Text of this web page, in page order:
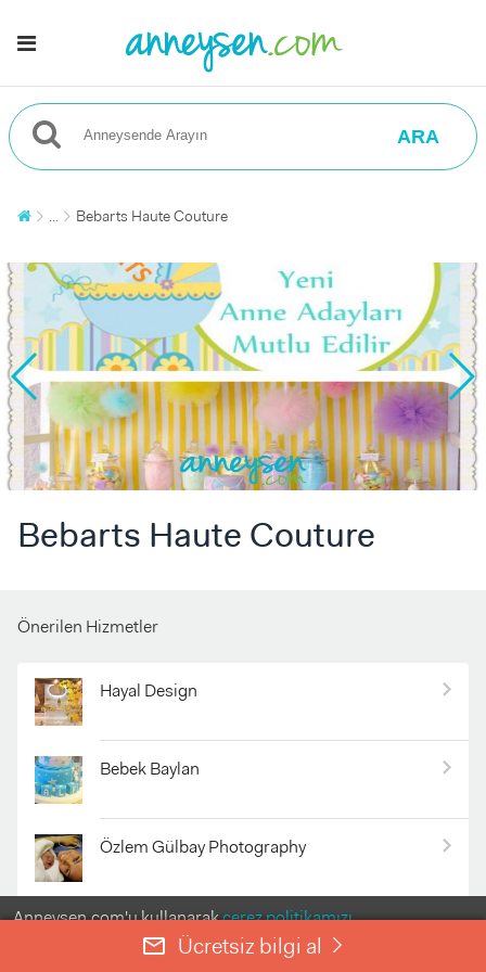
ARA
... Bebarts Haute Couture
Bebarts Haute Couture
Önerilen Hizmetler
Hayal Design
Bebek Baylan
Özlem Gülbay Photography
Neş'e Kübra Photography
Anneysen.com'u kullanarakçerez politikamızı
kabul etmiş olursunuz.
mail_outline Ücretsiz bilgi al right